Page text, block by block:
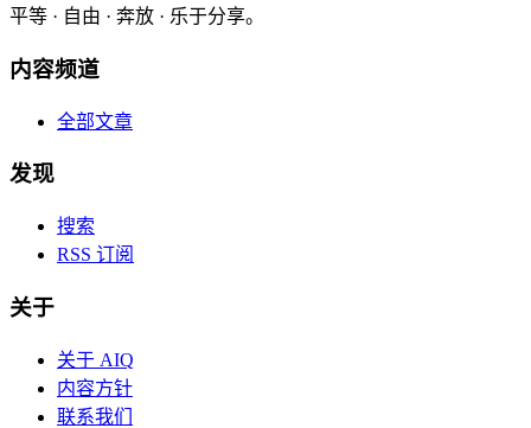
平等 · 自由 · 奔放 · 乐于分享。
内容频道
全部文章
发现
搜索
RSS 订阅
关于
关于 AIQ
内容方针
联系我们